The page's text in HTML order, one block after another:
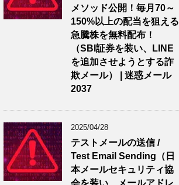
メソッド公開！毎月70～
150%以上の配当を狙える
急騰株を無料配布！
（SBI証券を装い、LINE
を追加させようとする詐
欺メール） | 迷惑メール
2037
2025/04/28
テストメールの送信 /
Test Email Sending（日
本メールセキュリティ協
会を装い、メールアドレ